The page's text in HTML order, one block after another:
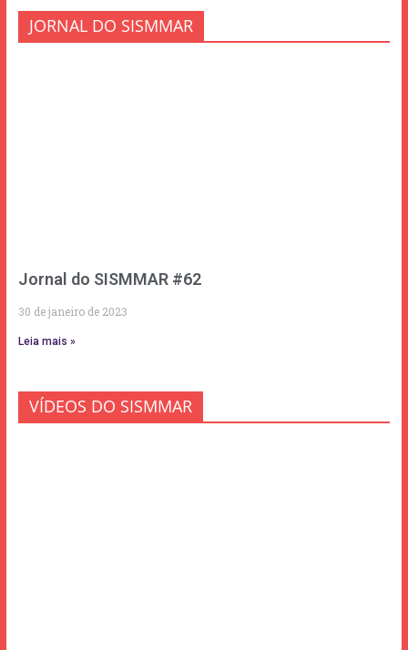
JORNAL DO SISMMAR
Jornal do SISMMAR #62
30 de janeiro de 2023
Leia mais »
VÍDEOS DO SISMMAR